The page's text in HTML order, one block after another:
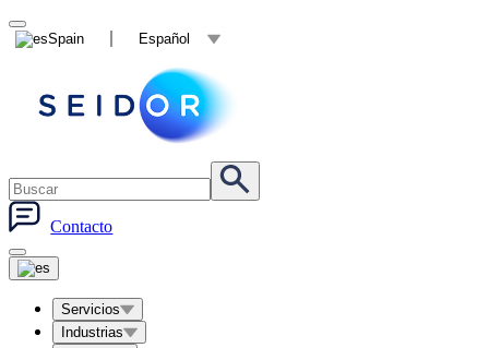
Spain Español
Contacto
Servicios
Industrias